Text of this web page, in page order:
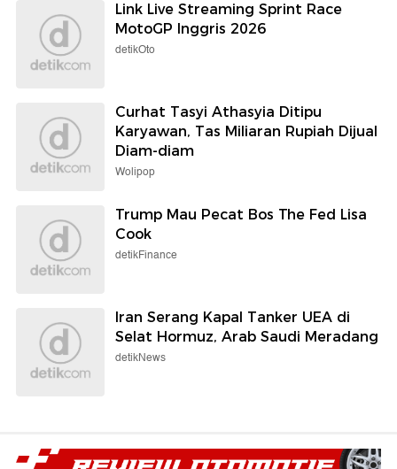
Link Live Streaming Sprint Race
MotoGP Inggris 2026
detikOto
Curhat Tasyi Athasyia Ditipu
Karyawan, Tas Miliaran Rupiah Dijual
Diam-diam
Wolipop
Trump Mau Pecat Bos The Fed Lisa
Cook
detikFinance
Iran Serang Kapal Tanker UEA di
Selat Hormuz, Arab Saudi Meradang
detikNews